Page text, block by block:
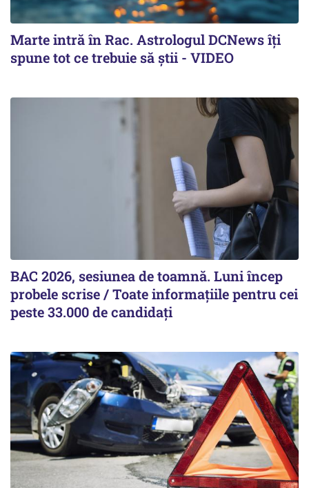
Marte intră în Rac. Astrologul DCNews îți
spune tot ce trebuie să știi - VIDEO
BAC 2026, sesiunea de toamnă. Luni încep
probele scrise / Toate informațiile pentru cei
peste 33.000 de candidați